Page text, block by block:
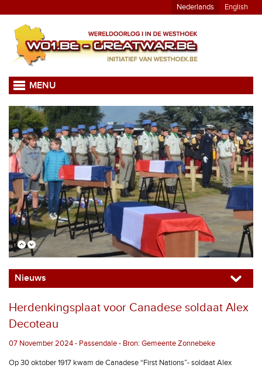
Nederlands English
MENU
Nieuws
Herdenkingsplaat voor Canadese soldaat Alex
Decoteau
07 November 2024 - Passendale - Bron: Gemeente Zonnebeke
Op 30 oktober 1917 kwam de Canadese “First Nations”- soldaat Alex